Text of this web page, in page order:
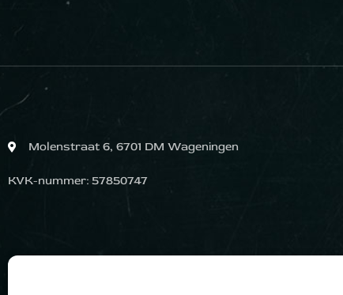
Molenstraat 6, 6701 DM Wageningen
KVK-nummer: 57850747